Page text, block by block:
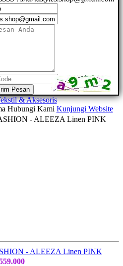
Pesan
& Aksesoris
Hubungi Kami Kunjungi Website
- ALEEZA Linen PINK